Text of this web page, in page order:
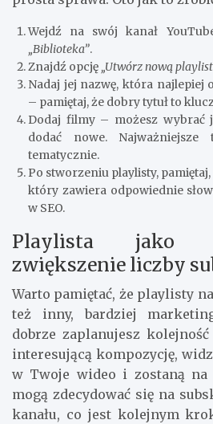
Wejdź na swój kanał
„Biblioteka”.
Znajdź opcję „Utwórz nową
Nadaj jej nazwę, która najlepiej
– pamiętaj, że dobry tytuł to
Dodaj filmy – możesz wybrać
dodać nowe.
tematycznie.
Po stworzeniu playlisty,
który zawiera odpowiednie
w SEO.
Playlista jako
zwiększenie liczby
Warto pamiętać, że playlisty
też inny, bardziej
dobrze zaplanujesz
interesującą kompozycję,
w Twoje wideo i zostaną na
mogą zdecydować się na
kanału, co jest kolejnym